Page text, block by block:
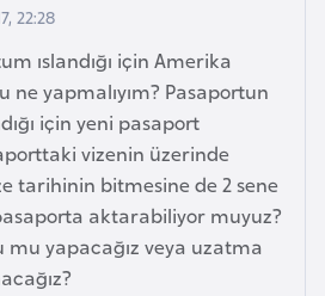
22:28
ıslandığı için Amerika
yapmalıyım? Pasaportun
için yeni pasaport
vizenin üzerinde
tarihinin bitmesine de 2 sene
aktarabiliyor muyuz?
mu yapacağız veya uzatma